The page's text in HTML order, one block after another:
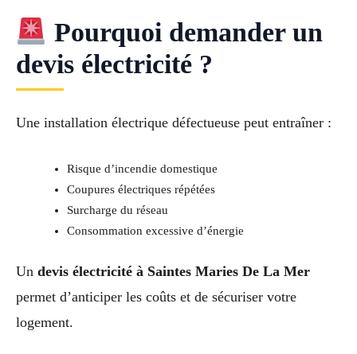
Pourquoi demander un
devis électricité ?
Une installation électrique défectueuse peut entraîner :
Risque d’incendie domestique
Coupures électriques répétées
Surcharge du réseau
Consommation excessive d’énergie
Un devis électricité à Saintes Maries De La Mer
permet d’anticiper les coûts et de sécuriser votre
logement.